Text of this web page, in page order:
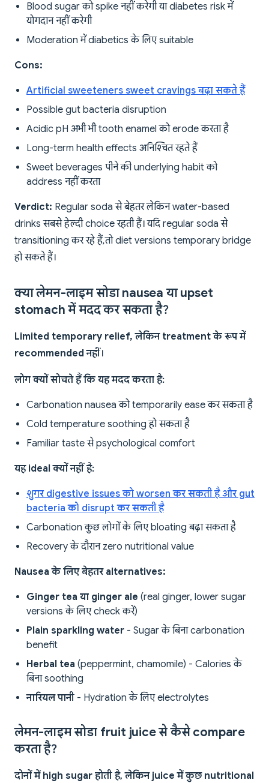
Blood sugar को spike नहीं करेगी या diabetes risk में
योगदान नहीं करेगी
Moderation में diabetics के लिए suitable
Cons:
Artificial sweeteners sweet cravings बढ़ा सकते हैं
Possible gut bacteria disruption
Acidic pH अभी भी tooth enamel को erode करता है
Long-term health effects अनिश्चित रहते हैं
Sweet beverages पीने की underlying habit को
address नहीं करता
Verdict: Regular soda से बेहतर लेकिन water-based
drinks सबसे हेल्दी choice रहती हैं। यदि regular soda से
transitioning कर रहे हैं, तो diet versions temporary bridge
हो सकते हैं।
क्या लेमन-लाइम सोडा nausea या upset
stomach में मदद कर सकता है?
Limited temporary relief, लेकिन treatment के रूप में
recommended नहीं।
लोग क्यों सोचते हैं कि यह मदद करता है:
Carbonation nausea को temporarily ease कर सकता है
Cold temperature soothing हो सकता है
Familiar taste से psychological comfort
यह ideal क्यों नहीं है:
शुगर digestive issues को worsen कर सकती है और gut
bacteria को disrupt कर सकती है
Carbonation कुछ लोगों के लिए bloating बढ़ा सकता है
Recovery के दौरान zero nutritional value
Nausea के लिए बेहतर alternatives:
Ginger tea या ginger ale (real ginger, lower sugar
versions के लिए check करें)
Plain sparkling water - Sugar के बिना carbonation
benefit
Herbal tea (peppermint, chamomile) - Calories के
बिना soothing
नारियल पानी - Hydration के लिए electrolytes
लेमन-लाइम सोडा fruit juice से कैसे compare
करता है?
दोनों में high sugar होती है, लेकिन juice में कुछ nutritional